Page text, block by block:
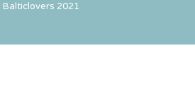
Balticlovers 2021